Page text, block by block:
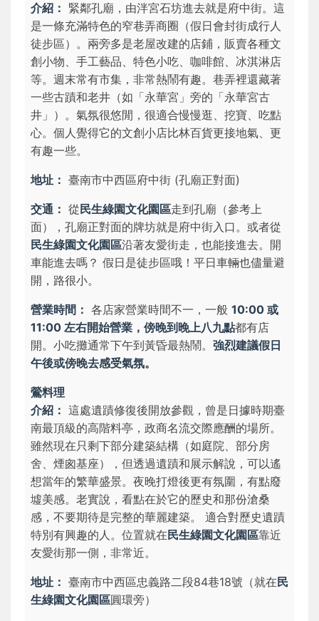
介紹： 緊鄰孔廟，由泮宮石坊進去就是府中街。這
是一條充滿特色的窄巷弄商圈（假日會封街成行人
徒步區）。兩旁多是老屋改建的店鋪，販賣各種文
創小物、手工藝品、特色小吃、咖啡館、冰淇淋店
等。週末常有市集，非常熱鬧有趣。巷弄裡還藏著
一些古蹟和老井（如「永華宮」旁的「永華宮古
井」）。氣氛很悠閒，很適合慢慢逛、挖寶、吃點
心。 個人覺得它的文創小店比林百貨更接地氣、更
有趣一些。
地址： 臺南市中西區府中街 (孔廟正對面)
交通： 從 民生綠園文化園區走到孔廟（參考上
面），孔廟正對面的牌坊就是府中街入口。或者從
民生綠園文化園區沿著友愛街走，也能接進去。 開
車能進去嗎？ 假日是徒步區哦！平日車輛也儘量避
開，路很小。
營業時間： 各店家營業時間不一，一般 10:00 或
11:00 左右開始營業，傍晚到晚上八九點都有店
開。小吃攤通常下午到黃昏最熱鬧。 強烈建議假日
午後或傍晚去感受氣氛。
鶯料理
介紹： 這處遺蹟修復後開放參觀，曾是日據時期臺
南最頂級的高階料亭，政商名流交際應酬的場所。
雖然現在只剩下部分建築結構（如庭院、部分房
舍、煙囪基座），但透過遺蹟和展示解說，可以遙
想當年的繁華盛景。夜晚打燈後更有氛圍，有點廢
墟美感。 老實說，看點在於它的歷史和那份滄桑
感，不要期待是完整的華麗建築。
適合對歷史遺蹟
特別有興趣的人。位置就在 民生綠園文化園區靠近
友愛街那一側，非常近。
地址： 臺南市中西區忠義路二段84巷18號（就在 民
生綠園文化園區圓環旁）